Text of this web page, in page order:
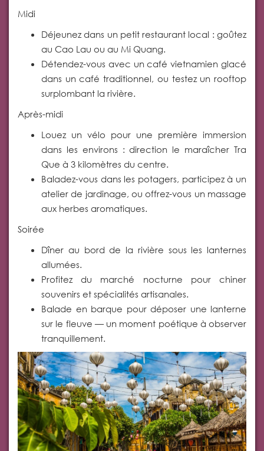
Midi
Déjeunez dans un petit restaurant local : goûtez
au Cao Lau ou au Mi Quang.
Détendez-vous avec un café vietnamien glacé
dans un café traditionnel, ou testez un rooftop
surplombant la rivière.
Après-midi
Louez un vélo pour une première immersion
dans les environs : direction le maraîcher Tra
Que à 3 kilomètres du centre.
Baladez-vous dans les potagers, participez à un
atelier de jardinage, ou offrez-vous un massage
aux herbes aromatiques.
Soirée
Dîner au bord de la rivière sous les lanternes
allumées.
Profitez du marché nocturne pour chiner
souvenirs et spécialités artisanales.
Balade en barque pour déposer une lanterne
sur le fleuve — un moment poétique à observer
tranquillement.